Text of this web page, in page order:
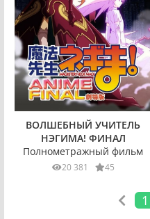
ВОЛШЕБНЫЙ УЧИТЕЛЬ
НЭГИМА! ФИНАЛ
Полнометражный фильм
20 381 45
1